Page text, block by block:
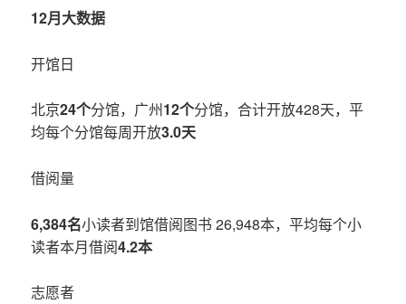
12月大数据
开馆日
北京24个分馆，广州12个分馆，合计开放428天，平
均每个分馆每周开放3.0天
借阅量
6,384名小读者到馆借阅图书 26,948本，平均每个小
读者本月借阅4.2本
志愿者